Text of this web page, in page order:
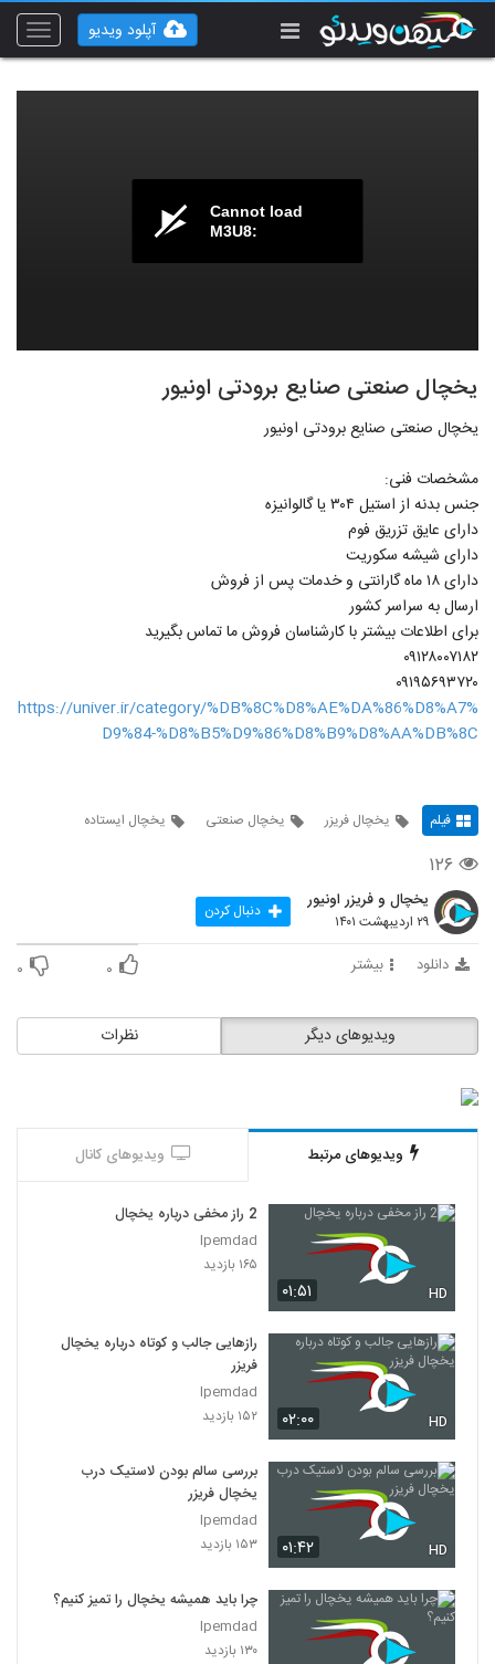
Toggle
آپلود ویدیو
Cannot load
M3U8:
یخچال صنعتی صنایع برودتی اونیور
یخچال صنعتی صنایع برودتی اونیور
مشخصات فنی:
جنس بدنه از استیل ۳۰۴ یا گالوانیزه
دارای عایق تزریق فوم
دارای شیشه سکوریت
دارای ۱۸ ماه گارانتی و خدمات پس از فروش
ارسال به سراسر کشور
برای اطلاعات بیشتر با کارشناسان فروش ما تماس بگیرید
۰۹۱۲۸۰۰۷۱۸۲
۰۹۱۹۵۶۹۳۷۲۰
https://univer.ir/category/%DB%8C%D8%AE%DA%86%D8%A7%
D9%84-%D8%B5%D9%86%D8%B9%D8%AA%DB%8C
فیلم یخچال فریزر یخچال صنعتی یخچال ایستاده
۱۲۶
یخچال و فریزر اونیور
۲۹ اردیبهشت ۱۴۰۱ دنبال کردن
دانلود بیشتر ۰ ۰
نظرات ویدیوهای دیگر
ویدیوهای مرتبط ویدیوهای کانال
۰۱:۵۱ HD
2 راز مخفی درباره یخچال
Ipemdad
۱۶۵ بازدید
۰۲:۰۰ HD
رازهایی جالب و کوتاه درباره یخچال
فریزر
Ipemdad
۱۵۲ بازدید
۰۱:۴۲ HD
بررسی سالم بودن لاستیک درب
یخچال فریزر
Ipemdad
۱۵۳ بازدید
چرا باید همیشه یخچال را تمیز کنیم؟
Ipemdad
۱۳۰ بازدید